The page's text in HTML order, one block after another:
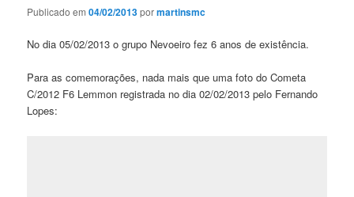
Publicado em04/02/2013pormartinsmc
No dia 05/02/2013 o grupo Nevoeiro fez 6 anos de existência.
Para as comemorações, nada mais que uma foto do Cometa
C/2012 F6 Lemmon registrada no dia 02/02/2013 pelo Fernando
Lopes: